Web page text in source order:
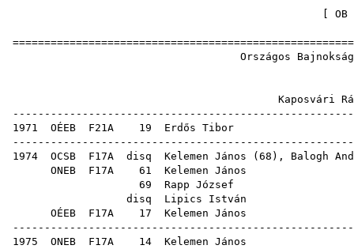
Országos
Kaposvári
1971 OÉEB F21A 19
Erdős Tibor
1974 OCSB F17A disq Kelemen János ( 68 ), Balogh
ONEB F17A 61
Kelemen János
69
Rapp József
disq
Lipics István
OÉEB F17A 17
Kelemen János
1975 ONEB F17A 14
Kelemen János